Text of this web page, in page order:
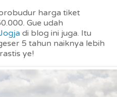
harga tiket
Gue udah
di blog ini juga. Itu
5 tahun naiknya lebih
ye!